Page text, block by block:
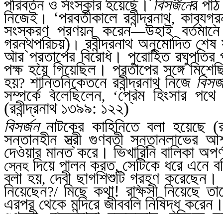
পরিবর্তন ও সংস্কার হয়েছে।বিসর্জনের
নিজেই । ‘পরবর্তীকালে রবীন্দ্রনাথ,
সংস্করণ প্রণয়ন করেন—উহাই
গ্রন্থপরিচয়) । রবীন্দ্রনাথ অনুমোদিত
আর প্রতাপের বিরোধ। পুরোহিত রঘুপতির
পক্ষ হয়ে গিয়েছিল। প্রতাপের সঙ্গে
হয়? শান্তিনিকেতনে রবীন্দ্রনাথ নিজে
সম্পর্কে বলেছিলেন, ‘প্রেম হিংসার
(রবীন্দ্রনাথ ১৩৯৯: ১২২)
বিসর্জননাটকের কাহিনিতে বলা হয়েছে
সন্তানহীন স্ত্রী গুণবতী
দেওয়ার মানত করে। ভিখারিনি বালিকা
স্নেহদিয়ে পালন করত, সেটিকে ধরে এনে
বলা হয়, দেবী ছাগশিশুটি গ্রহণ
নিয়েছেন?/ মিছে কথা! রাক্ষসী নিয়েছে
এরপর থেকে মন্দিরে জীববলি নিষিদ্ধ